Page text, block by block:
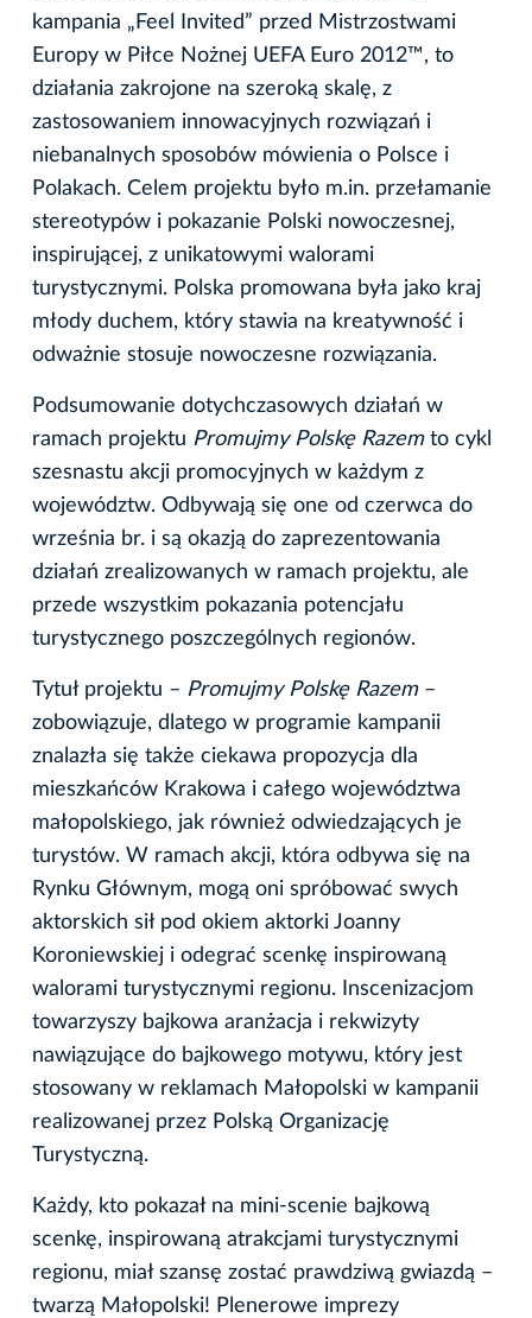
kampania „Feel Invited” przed Mistrzostwami
Europy w Piłce Nożnej UEFA Euro 2012™, to
działania zakrojone na szeroką skalę, z
zastosowaniem innowacyjnych rozwiązań i
niebanalnych sposobów mówienia o Polsce i
Polakach. Celem projektu było m.in. przełamanie
stereotypów i pokazanie Polski nowoczesnej,
inspirującej, z unikatowymi walorami
turystycznymi. Polska promowana była jako kraj
młody duchem, który stawia na kreatywność i
odważnie stosuje nowoczesne rozwiązania.
Podsumowanie dotychczasowych działań w
ramach projektu Promujmy Polskę Razemto cykl
szesnastu akcji promocyjnych w każdym z
województw. Odbywają się one od czerwca do
września br. i są okazją do zaprezentowania
działań zrealizowanych w ramach projektu, ale
przede wszystkim pokazania potencjału
turystycznego poszczególnych regionów.
Tytuł projektu – Promujmy Polskę Razem–
zobowiązuje, dlatego w programie kampanii
znalazła się także ciekawa propozycja dla
mieszkańców Krakowa i całego województwa
małopolskiego, jak również odwiedzających je
turystów. W ramach akcji, która odbywa się na
Rynku Głównym, mogą oni spróbować swych
aktorskich sił pod okiem aktorki Joanny
Koroniewskiej i odegrać scenkę inspirowaną
walorami turystycznymi regionu. Inscenizacjom
towarzyszy bajkowa aranżacja i rekwizyty
nawiązujące do bajkowego motywu, który jest
stosowany w reklamach Małopolski w kampanii
realizowanej przez Polską Organizację
Turystyczną.
Każdy, kto pokazał na mini-scenie bajkową
scenkę, inspirowaną atrakcjami turystycznymi
regionu, miał szansę zostać prawdziwą gwiazdą –
twarzą Małopolski! Plenerowe imprezy